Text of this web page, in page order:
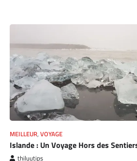
MEILLEUR, VOYAGE
Islande : Un Voyage Hors des
thiluutips